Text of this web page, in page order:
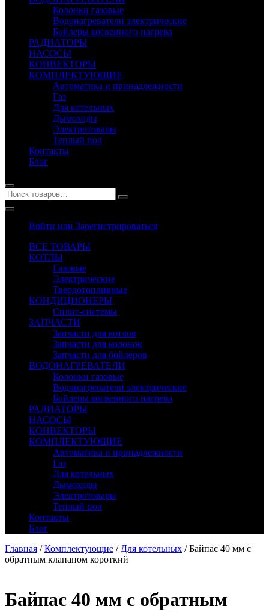
Колонки газовые
Водонагреватели электрические
Бойлеры косвенного нагрева
РАДИАТОРЫ
НАСОСЫ
КОНВЕКТОРЫ
КОМПЛЕКТУЮЩИЕ
Автоматика и принадлежности
Газ
Для котельных
Дымоходы
Электротовары
Теплый пол
Контакты
Блог
Войти или Зарегистрироваться
ВСЕ ТОВАРЫ
КОТЛЫ
Газовые
Электрические
Твердотопливные
КОНДИЦИОНЕРЫ
Сплит-системы
ЗАПЧАСТИ
Запчасти для котлов
Запчасти для колонок
Запчасти для бойлеров
ВОДОНАГРЕВАТЕЛИ
Колонки газовые
Водонагреватели электрические
Бойлеры косвенного нагрева
РАДИАТОРЫ
НАСОСЫ
КОНВЕКТОРЫ
КОМПЛЕКТУЮЩИЕ
Автоматика и принадлежности
Газ
Для котельных
Дымоходы
Электротовары
Теплый пол
Контакты
Блог
Главная /Комплектующие / Для котельных / Байпас 40 мм с
обратным клапаном короткий
Байпас 40 мм с обратным